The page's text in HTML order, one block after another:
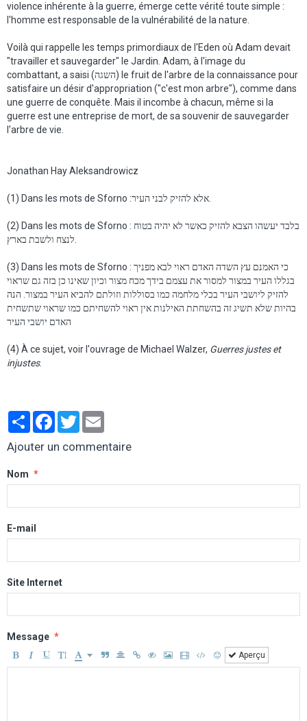
violence inhérente à la guerre, émerge cette vérité toute simple :
l'homme est responsable de la vulnérabilité de la nature.
Voilà qui rappelle les temps primordiaux de l'Eden où Adam devait
"travailler et sauvegarder" le Jardin. Adam, à l'image du
combattant, a saisi (השגה) le fruit de l'arbre de la connaissance pour
satisfaire un désir d'appropriation ("c'est mon arbre"), comme dans
une guerre de conquête. Mais il incombe à chacun, même si la
guerre est une entreprise de mort, de sa souvenir de sauvegarder
l'arbre de vie.
Jonathan Hay Aleksandrowicz
(1) Dans les mots de Sforno :אלא להזיק לבני העיר
(2) Dans les mots de Sforno : בלבד יעשהו הצבא להזיק כאשר לא יהיה בטוח
לנצח ולשבת בארץ
(3) Dans les mots de Sforno : כי האמנם עץ השדה האדם ראוי לבא מפניך
בגללו העיר במצור למסור את עצמם בידך מכח מצור וכיון שאינו כן בזה גם שראוי
להזיק ליושבי העיר בכלי מלחמה כמו בסוללות וזולתם להביא העיר במצור. הנה
בהיות שלא תשיג זה בהשחתת האילנות אין ראוי להשחיתם כמו שראוי שתשחית
האדם יושבי העיר
(4) À ce sujet, voir l'ouvrage de Michael Walzer, Guerres justes et
injustes.
PartagerFacebook
Twitter
Ajouter un commentaire
Nom
E-mail
Site Internet
Message
Aperçu